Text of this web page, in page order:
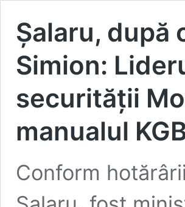
Şalaru, după
Simion:
securității
manualul
Conform